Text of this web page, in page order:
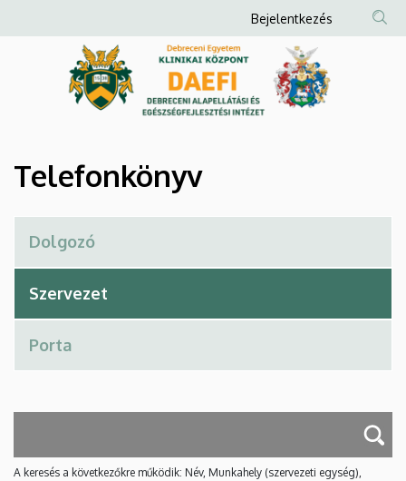
Debreceni
és
Egészségfejlesztési
Intézet
a
Anonim
Felhasználói
fiók
menüje
Bejelentkezés
Telefonkönyv
A keresés a következőkre működik: Név, Munkahely (szervezeti egység),